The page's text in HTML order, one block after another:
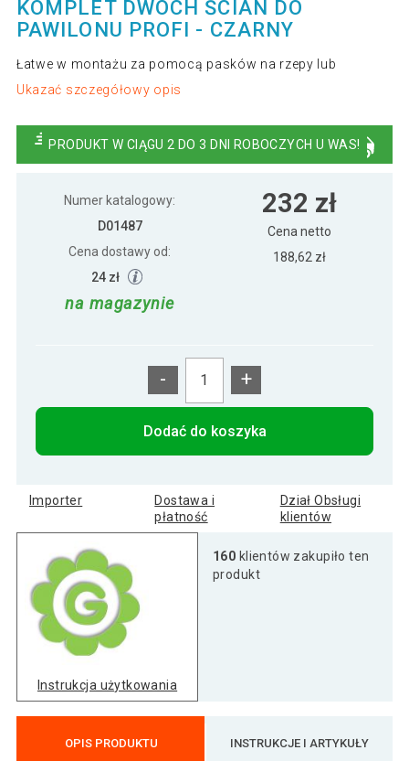
KOMPLET DWÓCH ŚCIAN DO
PAWILONU PROFI - CZARNY
Łatwe w montażu za pomocą pasków na rzepy lub
Ukazać szczegółowy opis
PRODUKT W CIĄGU 2 DO 3 DNI ROBOCZYCH U WAS!
Numer katalogowy:
D01487
Cena dostawy od:
24 zł
na magazynie
232 zł
Cena netto
188,62 zł
- +
Dodać do koszyka
Importer
Dostawa i
płatność
Dział Obsługi
klientów
Instrukcja użytkowania
160 klientów zakupiło ten
produkt
OPIS PRODUKTU INSTRUKCJE I ARTYKUŁY